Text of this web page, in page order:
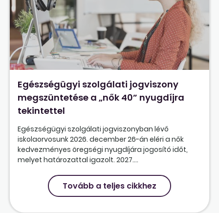
Egészségügyi szolgálati jogviszony
megszüntetése a „nők 40” nyugdíjra
tekintettel
Egészségügyi szolgálati jogviszonyban lévő
iskolaorvosunk 2026. december 26-án eléri a nők
kedvezményes öregségi nyugdíjára jogosító időt,
melyet határozattal igazolt. 2027....
Tovább a teljes cikkhez